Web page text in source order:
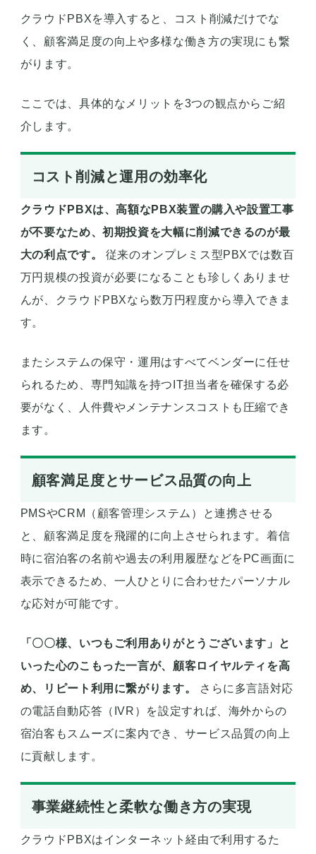
クラウドPBXを導入すると、コスト削減だけでな
く、顧客満足度の向上や多様な働き方の実現にも繋
がります。
ここでは、具体的なメリットを3つの観点からご紹
介します。
コスト削減と運用の効率化
クラウドPBXは、高額なPBX装置の購入や設置工事
が不要なため、初期投資を大幅に削減できるのが最
大の利点です。
従来のオンプレミス型PBXでは数百
万円規模の投資が必要になることも珍しくありませ
んが、クラウドPBXなら数万円程度から導入できま
す。
またシステムの保守・運用はすべてベンダーに任せ
られるため、専門知識を持つIT担当者を確保する必
要がなく、人件費やメンテナンスコストも圧縮でき
ます。
顧客満足度とサービス品質の向上
PMSやCRM（顧客管理システム）と連携させる
と、顧客満足度を飛躍的に向上させられます。着信
時に宿泊客の名前や過去の利用履歴などをPC画面に
表示できるため、一人ひとりに合わせたパーソナル
な応対が可能です。
「〇〇様、いつもご利用ありがとうございます」と
いった心のこもった一言が、顧客ロイヤルティを高
め、リピート利用に繋がります。
さらに多言語対応
の電話自動応答（IVR）を設定すれば、海外からの
宿泊客もスムーズに案内でき、サービス品質の向上
に貢献します。
事業継続性と柔軟な働き方の実現
クラウドPBXはインターネット経由で利用するた